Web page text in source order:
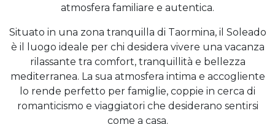
atmosfera familiare e autentica.
Situato in una zona tranquilla di Taormina, il Soleado
è il luogo ideale per chi desidera vivere una vacanza
rilassante tra comfort, tranquillità e bellezza
mediterranea. La sua atmosfera intima e accogliente
lo rende perfetto per famiglie, coppie in cerca di
romanticismo e viaggiatori che desiderano sentirsi
come a casa.